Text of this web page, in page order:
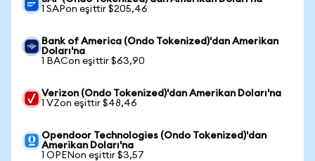
1 SAPon eşittir $205,46
Bank of America (Ondo Tokenized)'dan Amerikan
Doları'na
1 BACon eşittir $63,90
Verizon (Ondo Tokenized)'dan Amerikan Doları'na
1 VZon eşittir $48,46
Opendoor Technologies (Ondo Tokenized)'dan
Amerikan Doları'na
1 OPENon eşittir $3,57